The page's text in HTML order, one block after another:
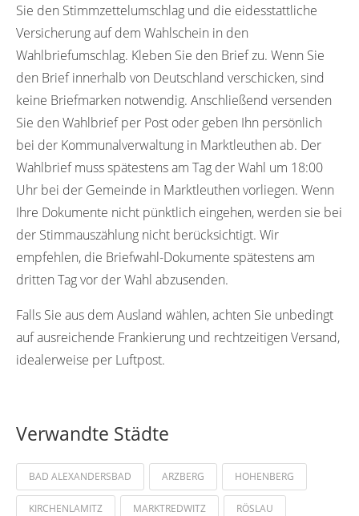
Sie den Stimmzettelumschlag und die eidesstattliche
Versicherung auf dem Wahlschein in den
Wahlbriefumschlag. Kleben Sie den Brief zu. Wenn Sie
den Brief innerhalb von Deutschland verschicken, sind
keine Briefmarken notwendig. Anschließend versenden
Sie den Wahlbrief per Post oder geben Ihn persönlich
bei der Kommunalverwaltung in Marktleuthen ab. Der
Wahlbrief muss spätestens am Tag der Wahl um 18:00
Uhr bei der Gemeinde in Marktleuthen vorliegen. Wenn
Ihre Dokumente nicht pünktlich eingehen, werden sie bei
der Stimmauszählung nicht berücksichtigt. Wir
empfehlen, die Briefwahl-Dokumente spätestens am
dritten Tag vor der Wahl abzusenden.
Falls Sie aus dem Ausland wählen, achten Sie unbedingt
auf ausreichende Frankierung und rechtzeitigen Versand,
idealerweise per Luftpost.
Verwandte Städte
BAD ALEXANDERSBAD ARZBERG HOHENBERG
KIRCHENLAMITZ MARKTREDWITZ RÖSLAU